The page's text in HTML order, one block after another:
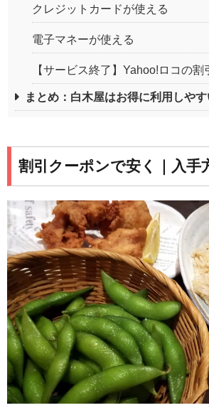
クレジットカードが使える
電子マネーが使える
【サービス終了】Yahoo!ロコの割
まとめ：白木屋はお得に利用しやす
割引クーポンで安く｜入手